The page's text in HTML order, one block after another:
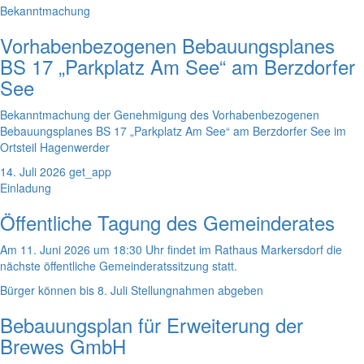
Bekanntmachung
Vorhabenbezogenen Bebauungsplanes
BS 17 „Parkplatz Am See“ am Berzdorfer
See
Bekanntmachung der Genehmigung des Vorhabenbezogenen
Bebauungsplanes BS 17 „Parkplatz Am See“ am Berzdorfer See im
Ortsteil Hagenwerder
14. Juli 2026 get_app
Einladung
Öffentliche Tagung des Gemeinderates
Am 11. Juni 2026 um 18:30 Uhr findet im Rathaus Markersdorf die
nächste öffentliche Gemeinderatssitzung statt.
Bürger können bis 8. Juli Stellungnahmen abgeben
Bebauungsplan für Erweiterung der
Brewes GmbH